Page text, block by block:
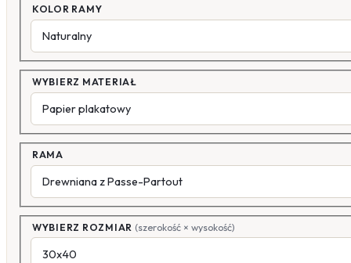
KOLOR RAMY
WYBIERZ MATERIAŁ
RAMA
WYBIERZ ROZMIAR (szerokość × wysokość)